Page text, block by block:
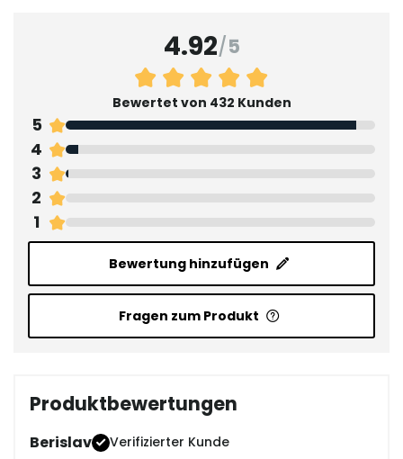
4.92/5
Bewertet von 432 Kunden
5
4
3
2
1
Bewertung hinzufügen
Fragen zum Produkt
Produktbewertungen
Berislav
Verifizierter Kunde